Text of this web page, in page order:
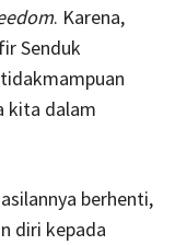
. Karena,
Senduk
kita dalam
berhenti,
diri kepada